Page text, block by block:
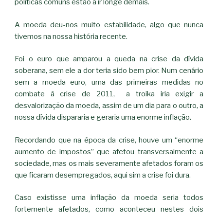
políticas comuns estão a ir longe demais.
A moeda deu-nos muito estabilidade, algo que nunca
tivemos na nossa história recente.
Foi o euro que amparou a queda na crise da dívida
soberana, sem ele a dor teria sido bem pior. Num cenário
sem a moeda euro, uma das primeiras medidas no
combate à crise de 2011, a troika iria exigir a
desvalorização da moeda, assim de um dia para o outro, a
nossa dívida dispararia e geraria uma enorme inflação.
Recordando que na época da crise, houve um “enorme
aumento de impostos” que afetou transversalmente a
sociedade, mas os mais severamente afetados foram os
que ficaram desempregados, aqui sim a crise foi dura.
Caso existisse uma inflação da moeda seria todos
fortemente afetados, como aconteceu nestes dois